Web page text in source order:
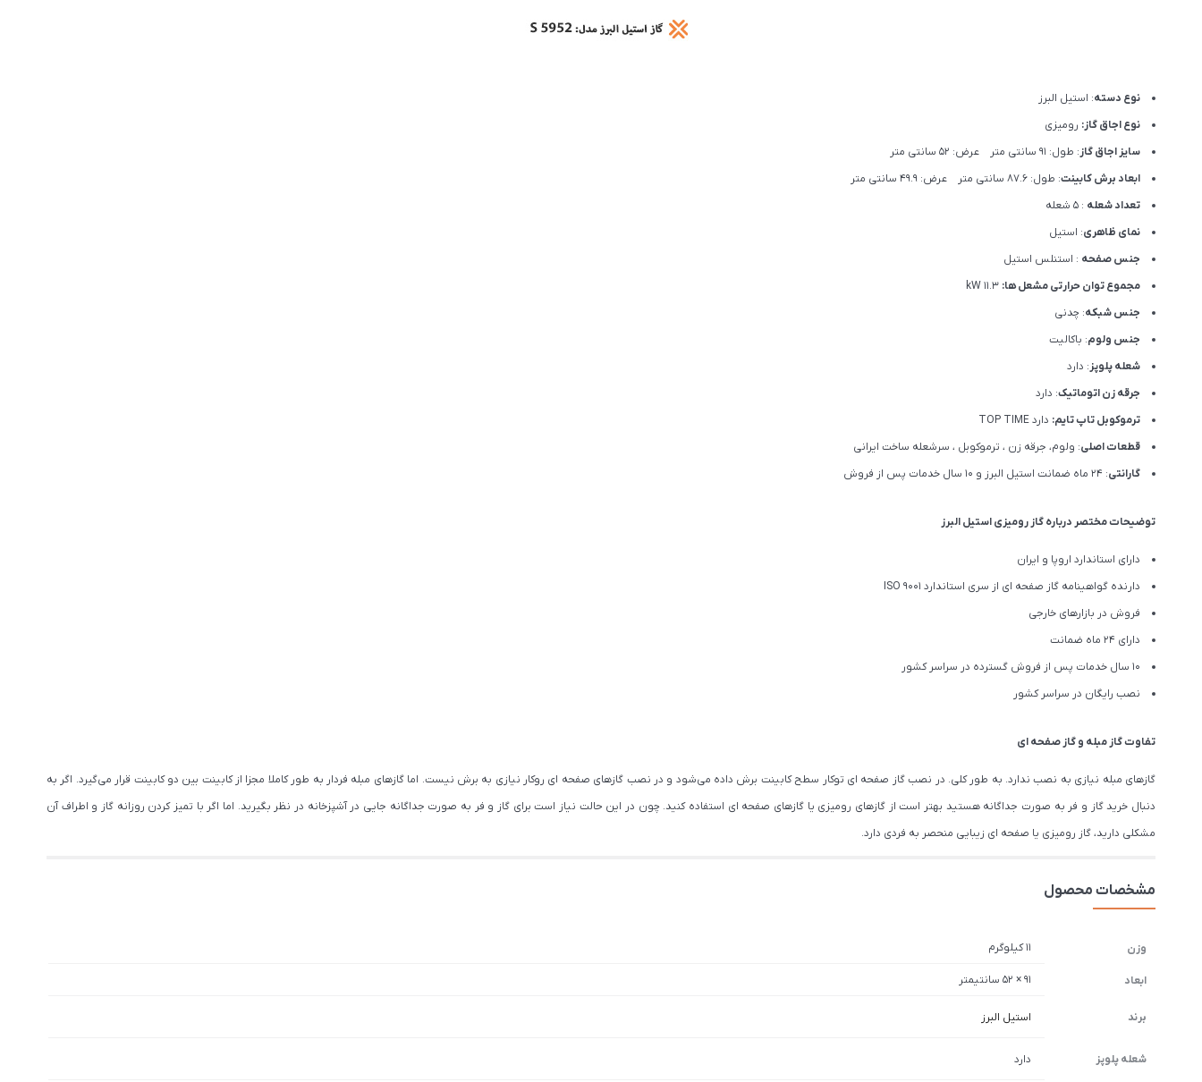
نوع دسته: استیل البرز
نوع اجاق گاز: رومیزی
سایز اجاق گاز: طول: 91 سانتی متر عرض: 52 سانتی متر
ابعاد برش کابینت: طول: 87.6 سانتی متر عرض: 49.9 سانتی متر
تعداد شعله : 5 شعله
نمای ظاهری: استیل
جنس صفحه : استنلس استیل
مجموع توان حرارتی مشعل ها:
جنس شبکه: چدنی
جنس ولوم: باکالیت
شعله پلوپز: دارد
جرقه زن اتوماتیک: دارد
ترموکوبل تاپ تایم: دارد TOP TIME
قطعات اصلی: ولوم، جرقه زن ، ترموکوبل ، سرشعله ساخت ایرانی
گارانتی: 24 ماه ضمانت استیل البرز و 10 سال خدمات پس از فروش
توضیحات مختصر درباره گاز رومیزی استیل البرز
دارای استاندارد اروپا و ایران
دارنده گواهینامه گاز صفحه ای از سری استاندارد ISO 9001
فروش در بازارهای خارجی
دارای 24 ماه ضمانت
10 سال خدمات پس از فروش گسترده در سراسر کشور
نصب رایگان در سراسر کشور
تفاوت گاز مبله و گاز صفحه ای
گازهای مبله نیازی به نصب ندارد. به طور کلی. در نصب گاز صفحه ای توکار سطح کابینت برش داده می‌شود و در نصب گازهای صفحه ای روکار نیازی به برش نیست. اما گازهای مبله فردار به طور کاملا مجزا از کابینت بین دو کابینت قرار می‌گیرد. اگر به
دنبال خرید گاز و فر به صورت جداگانه هستید بهتر است از گازهای رومیزی یا گازهای صفحه ای استفاده کنید. چون در این حالت نیاز است برای گاز و فر به صورت جداگانه جایی در آشپزخانه در نظر بگیرید. اما اگر با تمیز کردن روزانه گاز و اطراف آن
مشکلی دارید، گاز رومیزی یا صفحه ای زیبایی منحصر به فردی دارد.
مشخصات محصول
وزن 11 کیلوگرم
ابعاد 91 × 52 سانتیمتر
برند استیل البرز
شعله پلوپز دارد